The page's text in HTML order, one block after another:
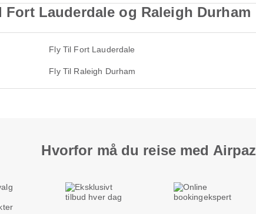
Lauderdale og Raleigh Durham
Fly Til Fort Lauderdale
Fly Til Raleigh Durham
Hvorfor må du reise med Airpaz